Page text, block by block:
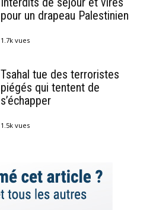
pour un drapeau Palestinien
1.7k vues
Tsahal tue des terroristes
piégés qui tentent de
s’échapper
1.5k vues